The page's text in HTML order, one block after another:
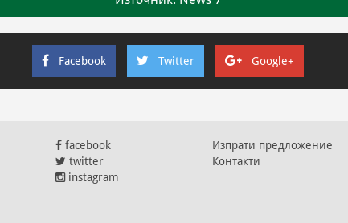
Facebook Twitter Google+
facebook
twitter
instagram
Изпрати предложение
Контакти